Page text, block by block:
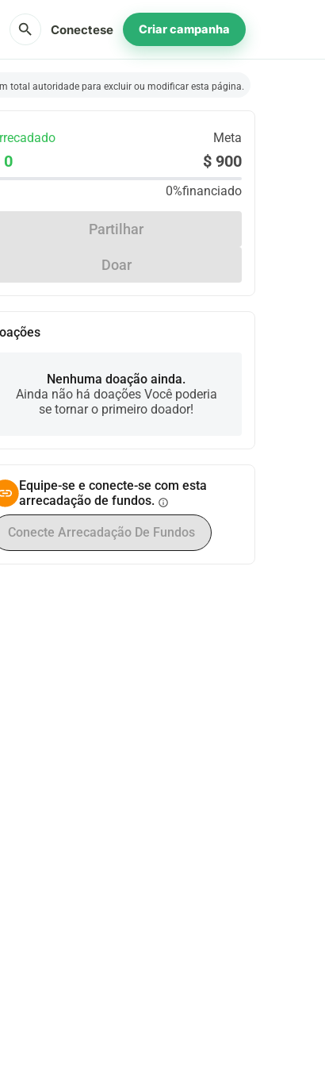
search Conectese Criar campanha
total autoridade para excluir ou modificar esta página.
Meta
0 $ 900
0%financiado
Partilhar
Doar
Nenhuma doação ainda.
Ainda não há doações Você poderia
se tornar o primeiro doador!
Equipe-se e conecte-se com esta
arrecadação de fundos. info
Conecte Arrecadação De Fundos